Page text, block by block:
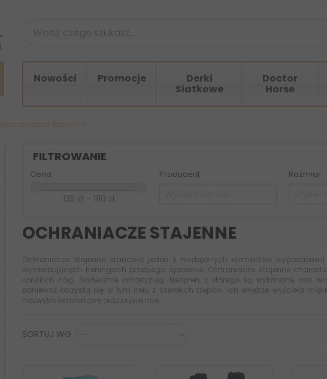
Nowości Promocje Derki
Siatkowe
Doctor
Horse
FILTROWANIE
Cena
135 zł - 1110 zł
Producent Rozmiar
OCHRANIACZE STAJENNE
Ochraniacze stajenne stanowią jeden z niezbędnych elementów
wyczerpujących treningach przebiega sprawnie. Ochraniacze stajenne
końskich nóg. Skutecznie amortyzują. Neopren, z którego są wykonane, ma
ponieważ korzysta się w tym celu z szerokich rzepów. Ich wnętrze wyścieła
niezwykle komfortowe oraz przyjemne.
SORTUJ WG